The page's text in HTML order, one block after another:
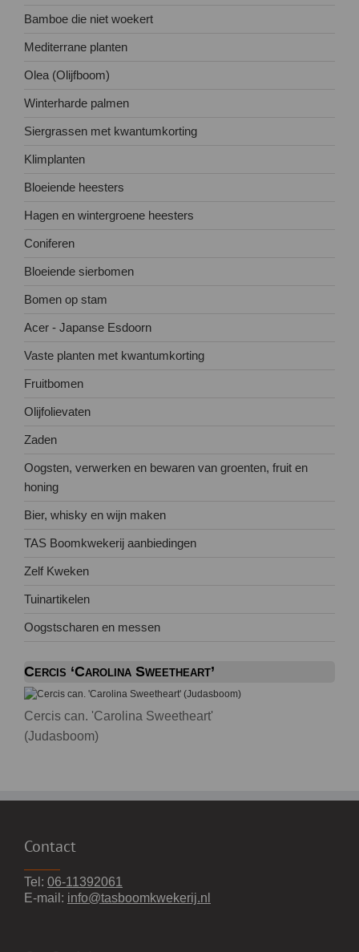
Bamboe die niet woekert
Mediterrane planten
Olea (Olijfboom)
Winterharde palmen
Siergrassen met kwantumkorting
Klimplanten
Bloeiende heesters
Hagen en wintergroene heesters
Coniferen
Bloeiende sierbomen
Bomen op stam
Acer - Japanse Esdoorn
Vaste planten met kwantumkorting
Fruitbomen
Olijfolievaten
Zaden
Oogsten, verwerken en bewaren van groenten, fruit en
honing
Bier, whisky en wijn maken
TAS Boomkwekerij aanbiedingen
Zelf Kweken
Tuinartikelen
Oogstscharen en messen
Cercis ‘Carolina Sweetheart’
Cercis can. 'Carolina Sweetheart'
(Judasboom)
Contact
Tel: 06-11392061
E-mail: info@tasboomkwekerij.nl